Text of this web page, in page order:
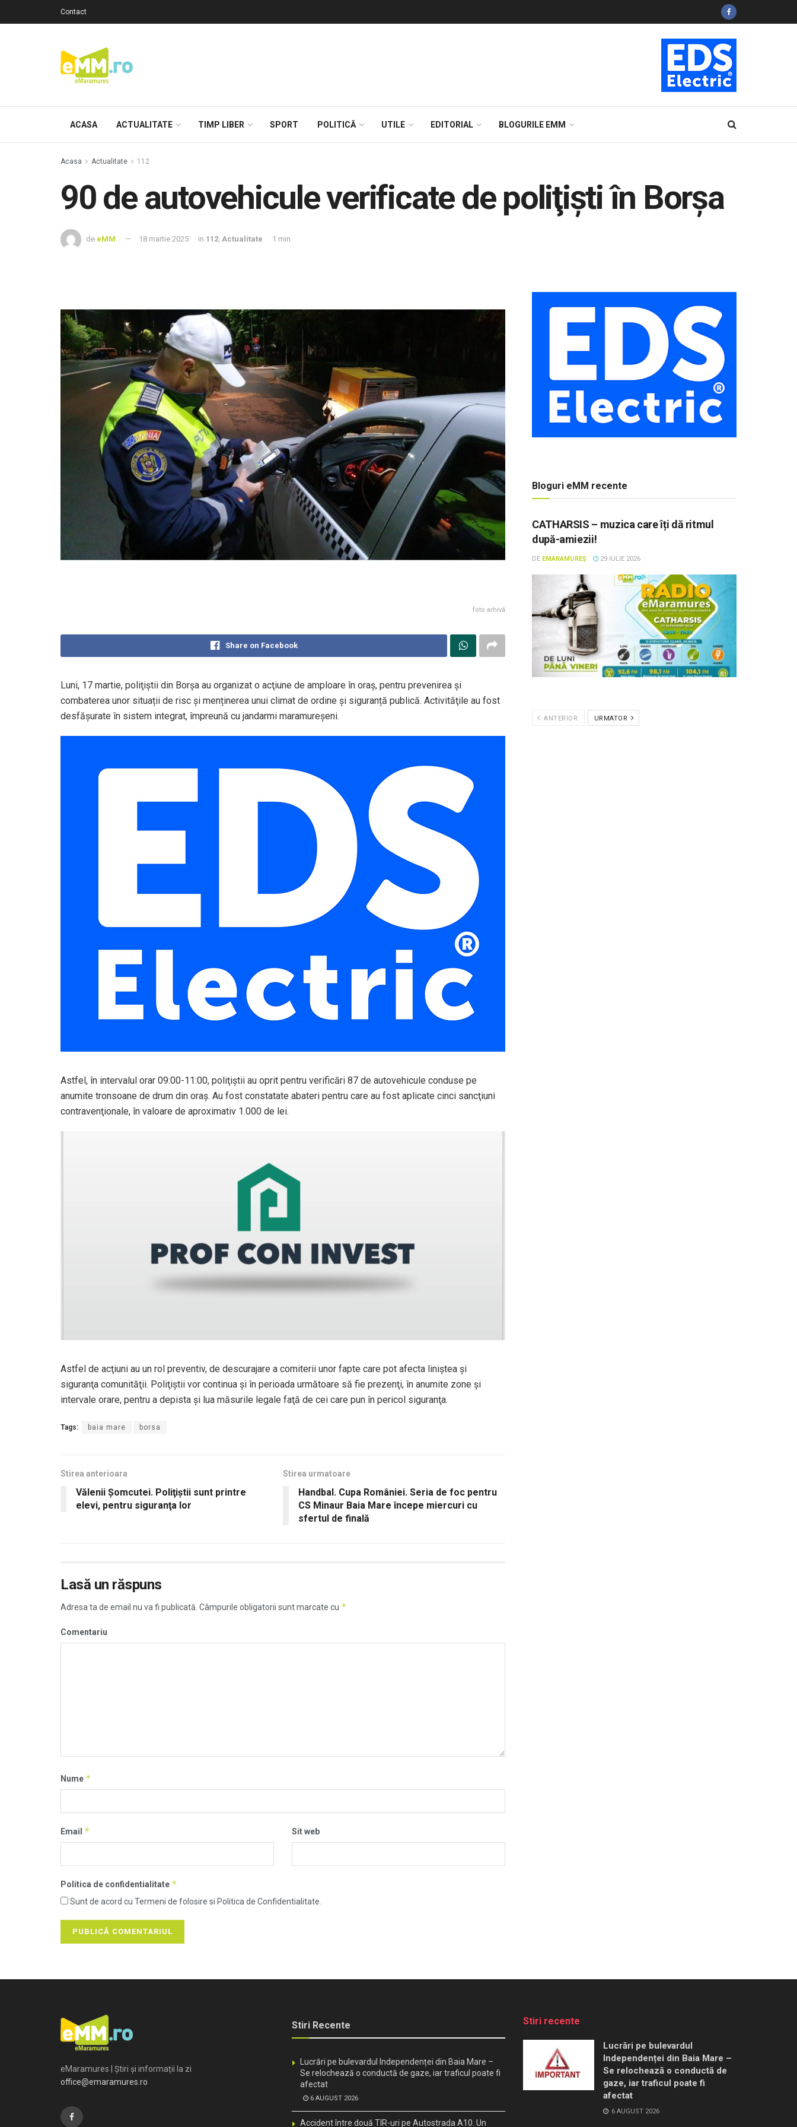
Contact
ACASA ACTUALITATE TIMP LIBER SPORT POLITICĂ UTILE EDITORIAL BLOGURILE EMM
Acasa Actualitate 112
90 de autovehicule verificate de poliţişti în Borșa
de eMM 18 martie 2025 in 112, Actualitate 1 min
foto arhivă
Share on Facebook
Luni, 17 martie, poliţiştii din Borşa au organizat o acţiune de amploare în oraş, pentru prevenirea şi
combaterea unor situații de risc și menținerea unui climat de ordine și siguranță publică. Activităţile au fost
desfăşurate în sistem integrat, împreună cu jandarmi maramureşeni.
Astfel, în intervalul orar 09:00-11:00, poliţiştii au oprit pentru verificări 87 de autovehicule conduse pe
anumite tronsoane de drum din oraş. Au fost constatate abateri pentru care au fost aplicate cinci sancţiuni
contravenţionale, în valoare de aproximativ 1.000 de lei.
Astfel de acţiuni au un rol preventiv, de descurajare a comiterii unor fapte care pot afecta liniştea şi
siguranţa comunităţii. Poliţiştii vor continua şi în perioada următoare să fie prezenţi, în anumite zone şi
intervale orare, pentru a depista şi lua măsurile legale faţă de cei care pun în pericol siguranţa.
Tags: baia mare borsa
Stirea anterioara
Vălenii Șomcutei. Poliţiştii sunt printre
elevi, pentru siguranţa lor
Stirea urmatoare
Handbal. Cupa României. Seria de foc pentru
CS Minaur Baia Mare începe miercuri cu
sfertul de finală
Lasă un răspuns
Adresa ta de email nu va fi publicată. Câmpurile obligatorii sunt marcate cu *
Comentariu
Nume *
Email * Sit web
Politica de confidentialitate *
Sunt de acord cu Termeni de folosire si Politica de Confidentialitate.
Bloguri eMM recente
CATHARSIS – muzica care îți dă ritmul
după-amiezii!
DE EMARAMUREȘ 29 IULIE 2026
ANTERIOR URMATOR
eMaramures | Știri și informații la zi
office@emaramures.ro
Stiri Recente
Lucrări pe bulevardul Independenței din Baia Mare –
Se relochează o conductă de gaze, iar traficul poate fi
afectat
6 AUGUST 2026
Accident între două TIR-uri pe Autostrada A10. Un
Stiri recente
Lucrări pe bulevardul
Independenței din Baia Mare –
Se relochează o conductă de
gaze, iar traficul poate fi
afectat
6 AUGUST 2026